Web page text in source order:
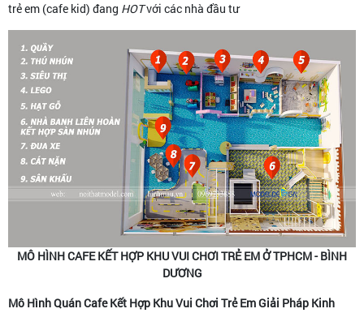
trẻ em (cafe kid) đang HOTvới các nhà đầu tư
MÔ HÌNH CAFE KẾT HỢP KHU VUI CHƠI TRẺ EM Ở TPHCM - BÌNH
DƯƠNG
Mô Hình Quán Cafe Kết Hợp Khu Vui Chơi Trẻ Em Giải Pháp Kinh